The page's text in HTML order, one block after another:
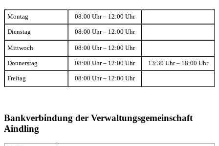
Montag 08:00 Uhr – 12:00 Uhr
Dienstag 08:00 Uhr – 12:00 Uhr
Mittwoch 08:00 Uhr – 12:00 Uhr
Donnerstag 08:00 Uhr – 12:00 Uhr 13:30 Uhr – 18:00 Uhr
Freitag 08:00 Uhr – 12:00 Uhr
Bankverbindung der Verwaltungsgemeinschaft
Aindling